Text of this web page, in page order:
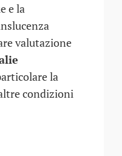
e la
valutazione
la
condizioni